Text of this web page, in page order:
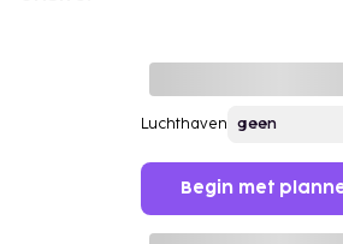
Luchthaven
Begin met